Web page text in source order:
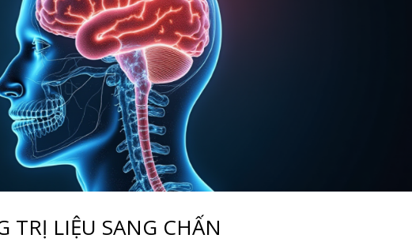
TRỊ LIỆU SANG CHẤN